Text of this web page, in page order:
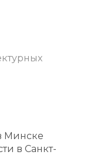
Минске
в Санкт-